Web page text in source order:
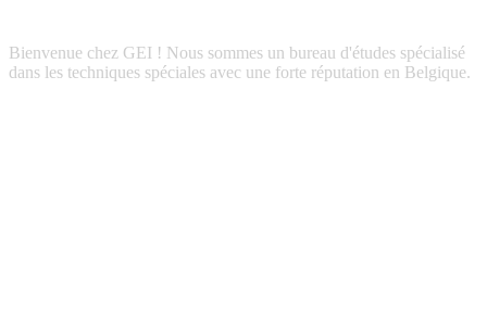
Bienvenue chez GEI ! Nous sommes un bureau d'études spécialisé
dans les techniques spéciales avec une forte réputation en Belgique.